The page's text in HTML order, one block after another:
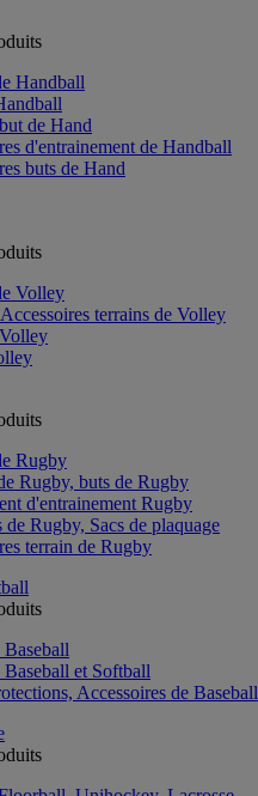
Handball
de Hand
d'entrainement de Handball
buts de Hand
Volley
terrains de Volley
Rugby
Rugby, buts de Rugby
d'entrainement Rugby
Rugby, Sacs de plaquage
terrain de Rugby
Baseball
Baseball et Softball
Accessoires de Baseball